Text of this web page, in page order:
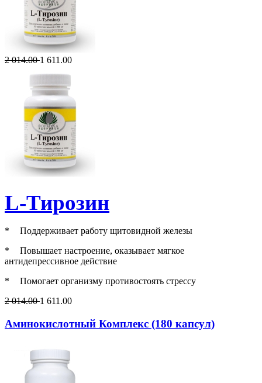
2 014.001 611.00
L-Тирозин
*
Поддерживает работу щитовидной железы
*
Повышает настроение, оказывает мягкое
антидепрессивное действие
*
Помогает организму противостоять стрессу
2 014.001 611.00
Аминокислотный Комплекс (180 капсул)